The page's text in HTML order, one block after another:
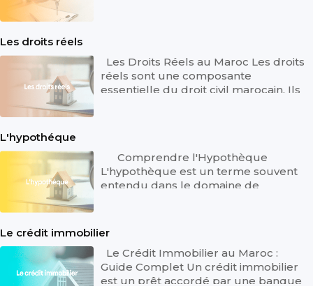
Les droits réels
Les Droits Réels au Maroc Les droits
réels sont une composante
essentielle du droit civil marocain. Ils
L'hypothéque
Comprendre l'Hypothèque
L'hypothèque est un terme souvent
entendu dans le domaine de
Le crédit immobilier
Le Crédit Immobilier au Maroc :
Guide Complet Un crédit immobilier
est un prêt accordé par une banque